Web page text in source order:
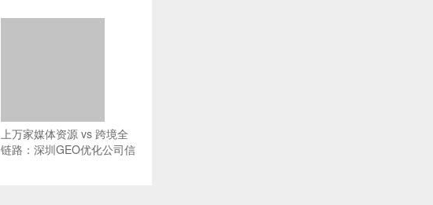
上万家媒体资源 vs 跨境全
链路：深圳GEO优化公司信